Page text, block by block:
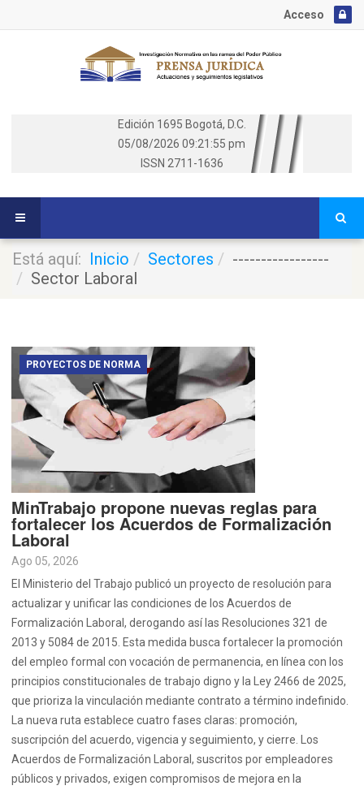
Acceso
Edición 1695 Bogotá, D.C.
05/08/2026 09:21:56 pm
ISSN 2711-1636
Está aquí: Inicio Sectores
-----------------
Sector Laboral
PROYECTOS DE NORMA
MinTrabajo propone nuevas reglas para
fortalecer los Acuerdos de Formalización
Laboral
Ago 05, 2026
El Ministerio del Trabajo publicó un proyecto de resolución para
actualizar y unificar las condiciones de los Acuerdos de
Formalización Laboral, derogando así las Resoluciones 321 de
2013 y 5084 de 2015. Esta medida busca fortalecer la promoción
del empleo formal con vocación de permanencia, en línea con los
principios constitucionales de trabajo digno y la Ley 2466 de 2025,
que prioriza la vinculación mediante contrato a término indefinido.
La nueva ruta establece cuatro fases claras: promoción,
suscripción del acuerdo, vigencia y seguimiento, y cierre. Los
Acuerdos de Formalización Laboral, suscritos por empleadores
públicos y privados, exigen compromisos de mejora en la